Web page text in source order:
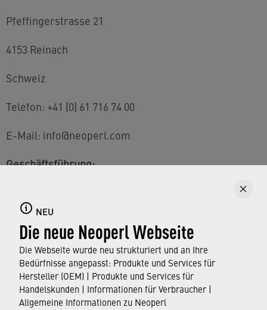
NEU
Die neue Neoperl Webseite
Die Webseite wurde neu strukturiert und an Ihre
Bedürfnisse angepasst: Produkte und Services für
Hersteller (OEM) | Produkte und Services für
Handelskunden | Informationen für Verbraucher |
Allgemeine Informationen zu Neoperl
Pfeffingerstrasse 21
4153 Reinach
Schweiz
Telefon: +41 (0) 61 716 74 00
E-Mail: info@neoperl.com
Geschäftsführung:
CHE-102.747.820
Mehrwertsteuernummer:
CHE-102.747.820